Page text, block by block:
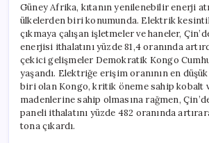
Güney Afrika, kıtanın yenilenebilir enerji
ülkelerden biri konumunda. Elektrik
çıkmaya çalışan işletmeler ve haneler,
enerjisi ithalatını yüzde 81,4 oranında
çekici gelişmeler Demokratik Kongo
yaşandı. Elektriğe erişim oranının en
biri olan Kongo, kritik öneme sahip kobalt
madenlerine sahip olmasına rağmen,
paneli ithalatını yüzde 482 oranında
tona çıkardı.